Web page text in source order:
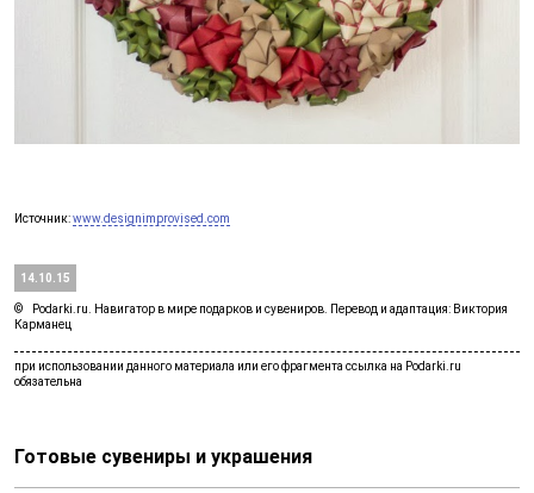
14.10.15
Podarki.ru. Навигатор в мире подарков и сувениров. Перевод и адаптация: Виктория
Карманец
Источник:www.designimprovised.com
Готовые сувениры и украшения